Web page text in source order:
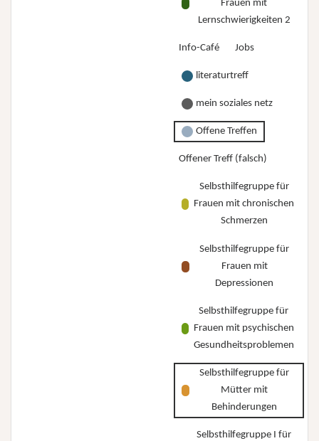
Frauen mit
Lernschwierigkeiten 2
Info-Café Jobs
literaturtreff
mein soziales netz
Offene Treffen
Offener Treff (falsch)
Selbsthilfegruppe für
Frauen mit chronischen
Schmerzen
Selbsthilfegruppe für
Frauen mit
Depressionen
Selbsthilfegruppe für
Frauen mit psychischen
Gesundheitsproblemen
Selbsthilfegruppe für
Mütter mit
Behinderungen
Selbsthilfegruppe I für